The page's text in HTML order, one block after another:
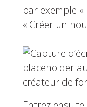
par exemple «
« Créer un